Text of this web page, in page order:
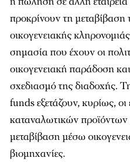
προκρίνουν τη μεταβίβαση
οικογενειακής
σημασία που έχουν οι
οικογενειακή παράδοση
σχεδιασμό της διαδοχής.
funds εξετάζουν, κυρίως, οι
καταναλωτικών προϊόντων
μεταβίβαση μέσω
βιομηχανίες.